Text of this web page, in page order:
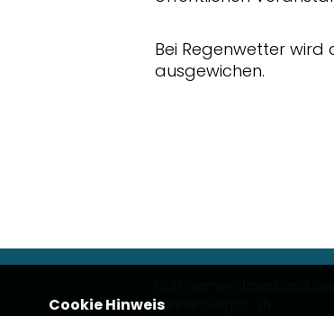
Bei Regenwetter
ausgewichen.
Tannenbergstr. 36
Cookie Hinweis